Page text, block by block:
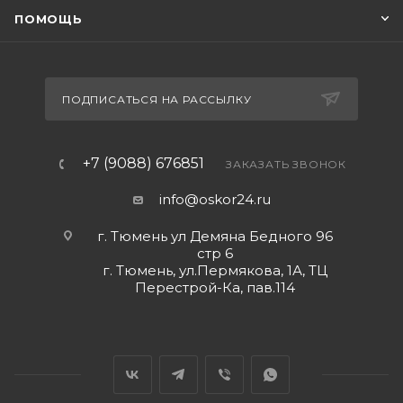
идеальным выбором для вашей ванной комнаты. Я
радость и удовольствие при его использовании.
ПОМОЩЬ
ПОДПИСАТЬСЯ НА РАССЫЛКУ
+7 (9088) 676851 ЗАКАЗАТЬ ЗВОНОК
info@oskor24.ru
г. Тюмень ул Демяна Бедного 96
стр 6
г. Тюмень, ул.Пермякова, 1А, ТЦ
Перестрой-Ка, пав.114